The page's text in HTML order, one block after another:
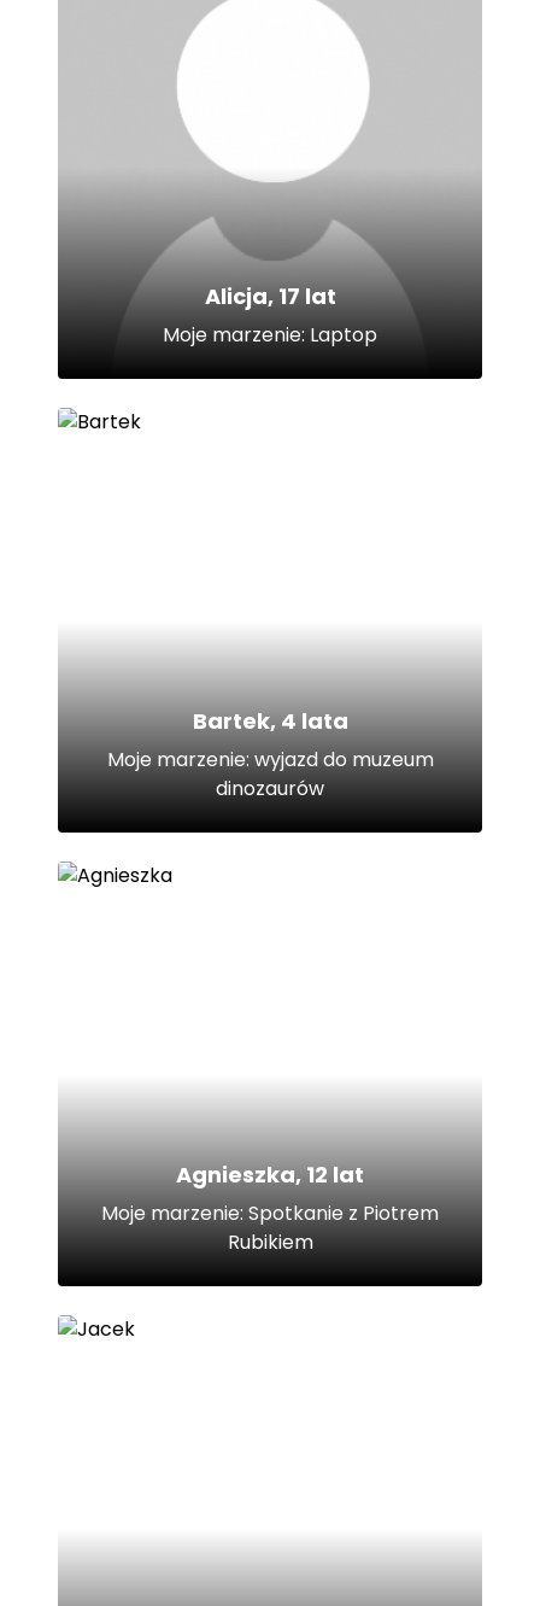
Alicja, 17 lat
Moje marzenie: Laptop
Bartek, 4 lata
Moje marzenie: wyjazd do muzeum
dinozaurów
Agnieszka, 12 lat
Moje marzenie: Spotkanie z Piotrem
Rubikiem